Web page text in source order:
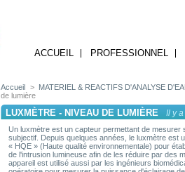
ACCUEIL PROFESSIONNEL
Accueil > MATERIEL & REACTIFS D'ANALYSE
de lumière
LUXMÈTRE - NIVEAU DE LUMIÈRE Il y
Un luxmètre est un capteur permettant de mesurer
subjectif. Depuis quelques années, le luxmètre est
« HQE » (Haute qualité environnementale) pour
de l'intrusion lumineuse afin de les réduire par des
appareil est utilisé aussi par les ingénieurs